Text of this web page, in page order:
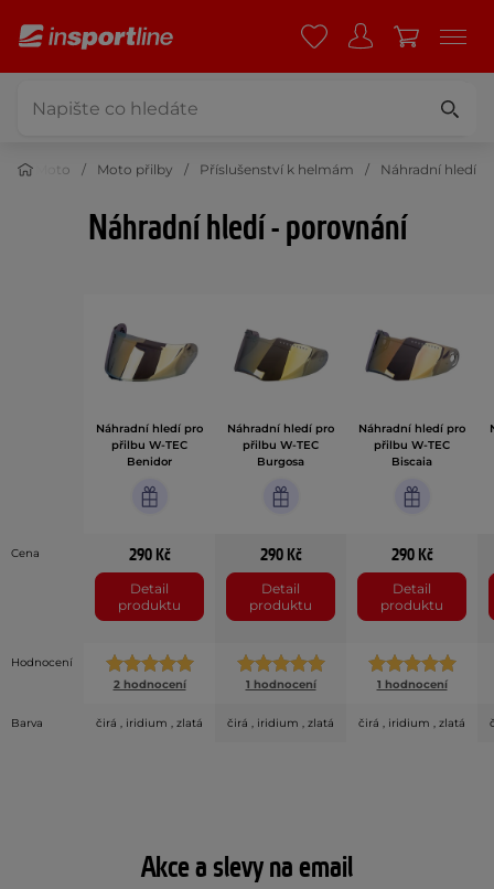
Moto Moto přilby Příslušenství k helmám Náhradní hledí
Náhradní hledí - porovnání
Náhradní hledí pro
přilbu W-TEC
Benidor
Náhradní hledí pro
přilbu W-TEC
Burgosa
Náhradní hledí pro
přilbu W-TEC
Biscaia
Cena 290 Kč
Detail
produktu
290 Kč
Detail
produktu
290 Kč
Detail
produktu
Hodnocení
2 hodnocení
1 hodnocení 1 hodnocení
Barva čirá , iridium , zlatá čirá , iridium , zlatá čirá , iridium , zlatá
Akce a slevy na email